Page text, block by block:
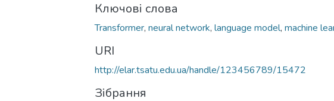
Ключові слова
Transformer, neural network, language model, machine
URI
http://elar.tsatu.edu.ua/handle/123456789/15472
Зібрання